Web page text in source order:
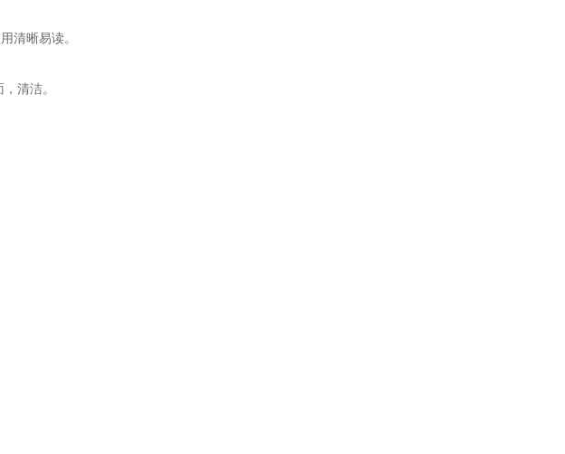
清晰易读。
清洁。